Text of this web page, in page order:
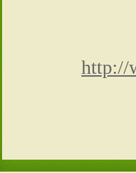
http://